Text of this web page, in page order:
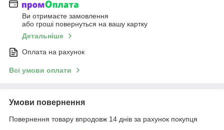
Ви отримаєте замовлення
або гроші повернуться на вашу картку
Детальніше
Оплата на рахунок
Всі умови оплати
Умови повернення
Повернення товару впродовж 14 днів за рахунок покупця